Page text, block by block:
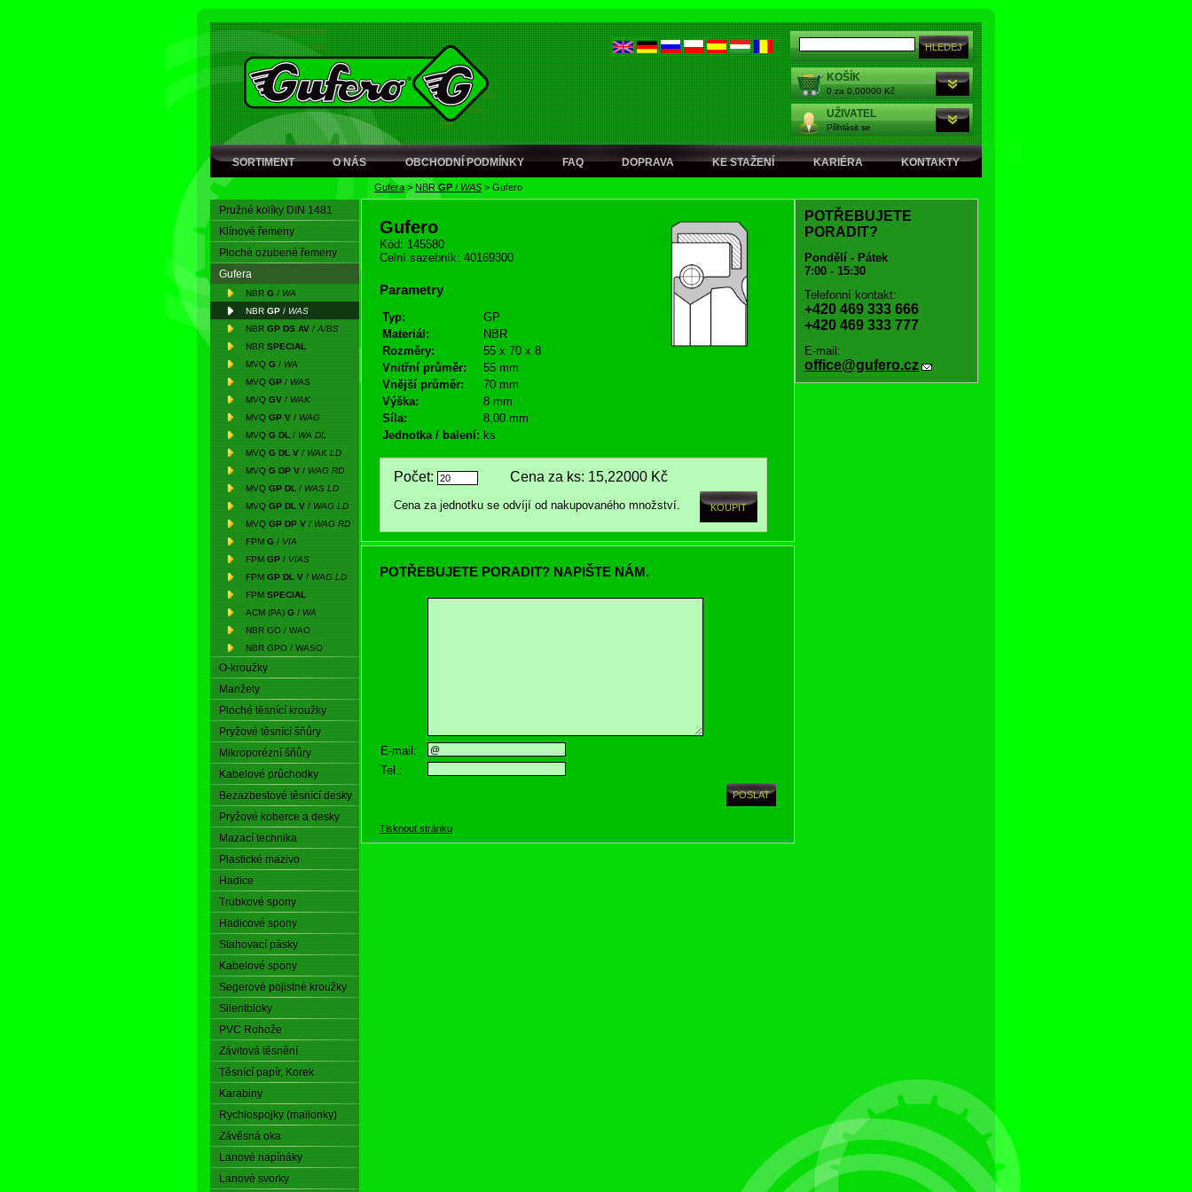
KOŠÍK
0 za 0,00000 Kč
UŽIVATEL
Přihlásit se
SORTIMENT O NÁS OBCHODNÍ PODMÍNKY FAQ DOPRAVA KE STAŽENÍ KARIÉRA KONTAKTY
Gufera> NBRGP / WAS > Gufero
Pružné kolíky DIN 1481
Klínové řemeny
Ploché ozubené řemeny
Gufera
NBR G / WA
NBR GP / WAS
NBR GP DS AV / A/BS
NBR SPECIAL
MVQ G / WA
MVQ GP / WAS
MVQ GV / WAK
MVQ GP V / WAG
MVQ G DL / WA DL
MVQ G DL V / WAK LD
MVQ G DP V / WAG RD
MVQ GP DL / WAS LD
MVQ GP DL V / WAG LD
MVQ GP DP V / WAG RD
FPM G / VIA
FPM GP / VIAS
FPM GP DL V / WAG LD
FPM SPECIAL
ACM (PA) G / WA
NBR GO / WAO
NBR GPO / WASO
O-kroužky
Manžety
Ploché těsnící kroužky
Pryžové těsnící šňůry
Mikroporézní šňůry
Kabelové průchodky
Bezazbestové těsnící desky
Pryžové koberce a desky
Mazací technika
Plastické mazivo
Hadice
Trubkové spony
Hadicové spony
Stahovací pásky
Kabelové spony
Segerové pojistné kroužky
Silentbloky
PVC Rohože
Závitová těsnění
Těsnící papír, Korek
Karabiny
Rychlospojky (mailonky)
Závěsná oka
Lanové napínáky
Lanové svorky
Gufero
Kód: 145580
Celní sazebník: 40169300
Parametry
Typ:
GP
Materiál:
NBR
Rozměry:
55 x 70 x 8
Vnitřní průměr:
55 mm
Vnější průměr:
70 mm
Výška:
8 mm
Síla:
8,00 mm
Jednotka / balení: ks
Počet: Cena za ks: 15,22000 Kč
Cena za jednotku se odvíjí od nakupovaného množství.
POTŘEBUJETE PORADIT? NAPIŠTE NÁM.
E-mail:
Tel.:
Tisknout stránku
POTŘEBUJETE
PORADIT?
Pondělí - Pátek
7:00 - 15:30
Telefonní kontakt:
+420 469 333 666
+420 469 333 777
E-mail:
office@gufero.cz